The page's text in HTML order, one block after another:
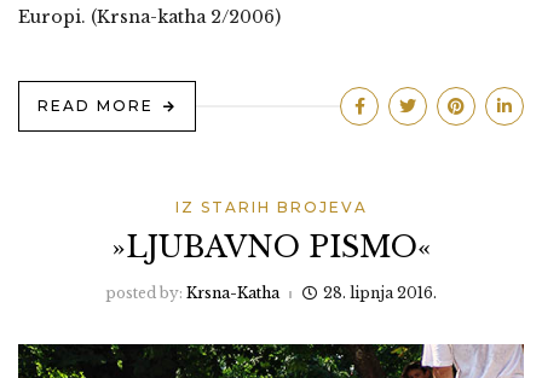
Europi. (Krsna-katha 2/2006)
READ MORE
IZ STARIH BROJEVA
»LJUBAVNO PISMO«
posted by: Krsna-Katha 28. lipnja 2016.